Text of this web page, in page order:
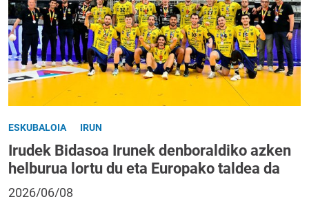
ESKUBALOIA IRUN
Irudek Bidasoa Irunek denboraldiko azken
helburua lortu du eta Europako taldea da
2026/06/08